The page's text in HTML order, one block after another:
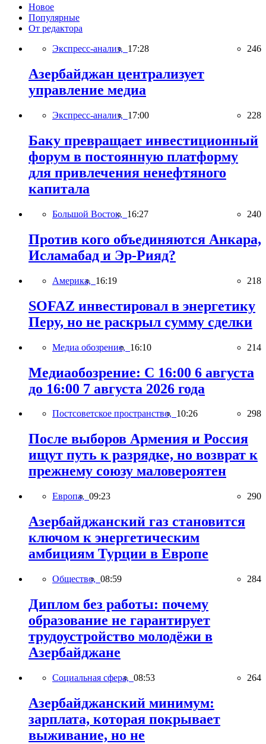
Новое
Популярные
От редактора
Экспресс-анализ, 17:28 246
Азербайджан централизует
управление медиа
Экспресс-анализ, 17:00 228
Баку превращает инвестиционный
форум в постоянную платформу
для привлечения ненефтяного
капитала
Большой Восток, 16:27 240
Против кого объединяются Анкара,
Исламабад и Эр-Рияд?
Америка, 16:19 218
SOFAZ инвестировал в энергетику
Перу, но не раскрыл сумму сделки
Медиа обозрение, 16:10 214
Медиаобозрение: С 16:00 6 августа
до 16:00 7 августа 2026 года
Постсоветское пространство, 10:26 298
После выборов Армения и Россия
ищут путь к разрядке, но возврат к
прежнему союзу маловероятен
Европа, 09:23 290
Азербайджанский газ становится
ключом к энергетическим
амбициям Турции в Европе
Общество, 08:59 284
Диплом без работы: почему
образование не гарантирует
трудоустройство молодёжи в
Азербайджане
Социальная сфера, 08:53 264
Азербайджанский минимум:
зарплата, которая покрывает
выживание, но не